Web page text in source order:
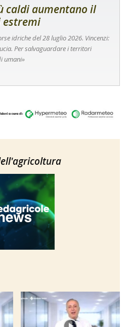
caldi aumentano il
estremi
idriche del 28 luglio 2026. Vincenzi:
Per salvaguardare i territori
umani»